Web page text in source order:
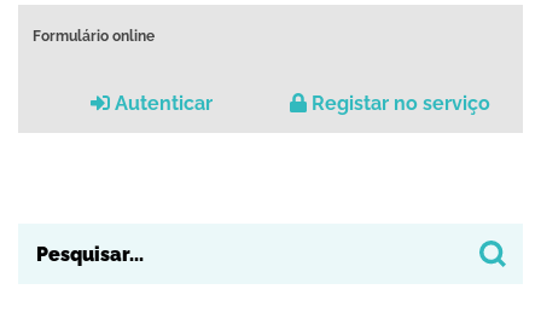
Formulário online
Autenticar Registar no serviço